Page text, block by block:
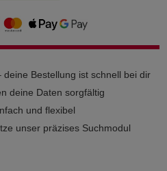
deine Bestellung ist schnell bei dir
deine Daten sorgfältig
und flexibel
unser präzises Suchmodul